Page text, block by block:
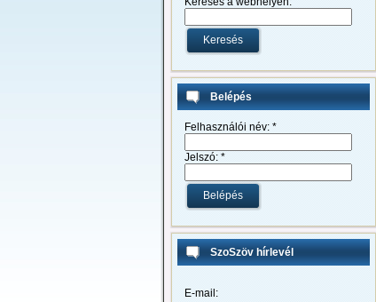
Belépés
Felhasználói név: *
Jelszó: *
SzoSzöv hírlevél
E-mail: